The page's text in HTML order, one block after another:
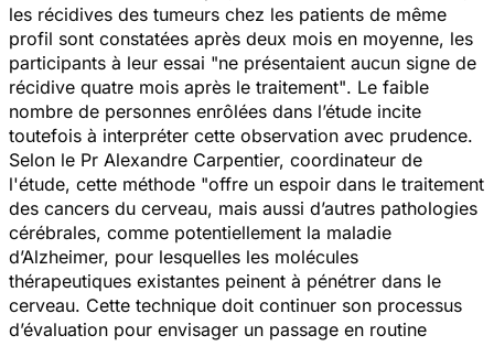
les récidives des tumeurs chez les patients de même
profil sont constatées après deux mois en moyenne, les
participants à leur essai "ne présentaient aucun signe de
récidive quatre mois après le traitement". Le faible
nombre de personnes enrôlées dans l’étude incite
toutefois à interpréter cette observation avec prudence.
Selon le Pr Alexandre Carpentier, coordinateur de
l'étude, cette méthode "offre un espoir dans le traitement
des cancers du cerveau, mais aussi d’autres pathologies
cérébrales, comme potentiellement la maladie
d’Alzheimer, pour lesquelles les molécules
thérapeutiques existantes peinent à pénétrer dans le
cerveau. Cette technique doit continuer son processus
d’évaluation pour envisager un passage en routine